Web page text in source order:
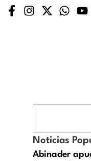
Noticias
Abinader